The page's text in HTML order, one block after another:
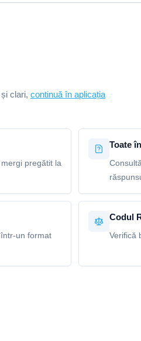
clari, continuă în aplicația
pregătit la
Toate
un format
Codul
Verifică